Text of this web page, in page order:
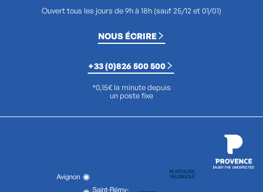
Ouvert tous les jours de 9h à 18h (sauf 25/12 et 01/01)
NOUS ÉCRIRE
+33 (0)826 500 500
*0,15€ la minute depuis
un poste fixe